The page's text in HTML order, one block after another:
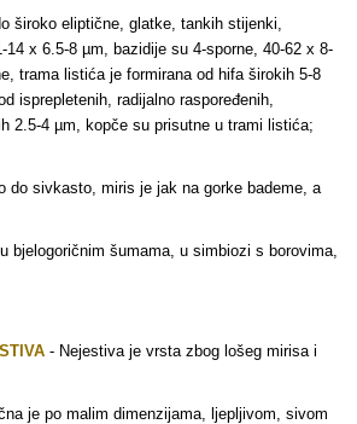
široko eliptične, glatke, tankih stijenki,
14 x 6.5-8 µm, bazidije su 4-sporne, 40-62 x 8-
trama listića je formirana od hifa širokih 5-8
isprepletenih, radijalno raspoređenih,
2.5-4 µm, kopče su prisutne u trami listića;
do sivkasto, miris je jak na gorke bademe, a
bjelogoričnim šumama, u simbiozi s borovima,
- Nejestiva je vrsta zbog lošeg mirisa i
je po malim dimenzijama, ljepljivom, sivom